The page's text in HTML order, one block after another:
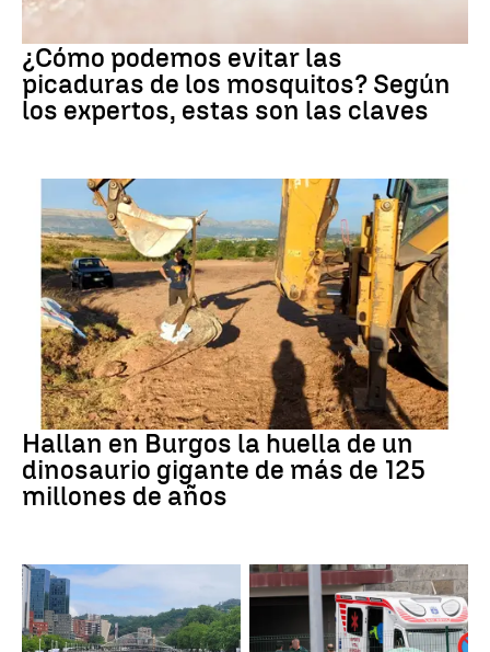
¿Cómo podemos evitar las
picaduras de los mosquitos? Según
los expertos, estas son las claves
Dinosaurios
Hallan en Burgos la huella de un
dinosaurio gigante de más de 125
millones de años